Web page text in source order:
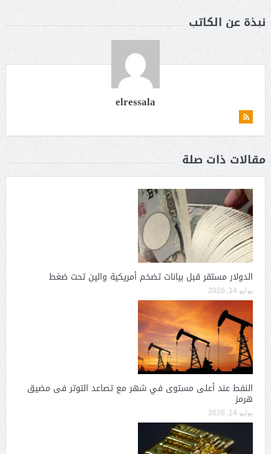
نبذة عن الكاتب
elressala
مقالات ذات صلة
الدولار مستقر قبل بيانات تضخم أمريكية والين تحت ضغط
يوليو 14, 2026
النفط عند أعلى مستوى في شهر مع تصاعد التوتر فى مضيق
هرمز
يوليو 14, 2026